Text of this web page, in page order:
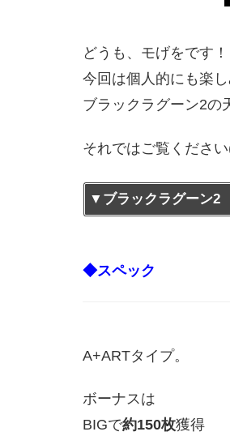
どうも、モげをです！
今回は個人的にも楽し
ブラックラグーン2の
それではご覧くださ
▼ブラックラグーン2
◆スペック
A+ARTタイプ。
ボーナスは
BIGで約150枚獲得